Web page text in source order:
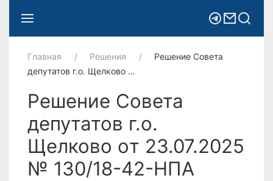
Главная Решения
Решение Совета
депутатов г.о. Щелково …
Решение Совета
депутатов г.о.
Щелково oт 23.07.2025
№ 130/18-42-НПА